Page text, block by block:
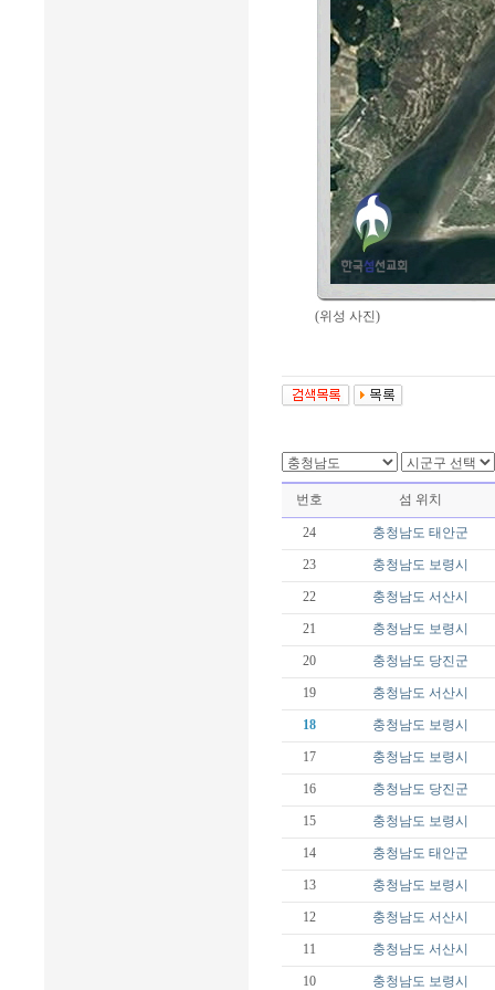
(위성 사진)
번호 섬 위치
24 충청남도 태안군
23 충청남도 보령시
22 충청남도 서산시
21 충청남도 보령시
20 충청남도 당진군
19 충청남도 서산시
18 충청남도 보령시
17 충청남도 보령시
16 충청남도 당진군
15 충청남도 보령시
14 충청남도 태안군
13 충청남도 보령시
12 충청남도 서산시
11 충청남도 서산시
10 충청남도 보령시